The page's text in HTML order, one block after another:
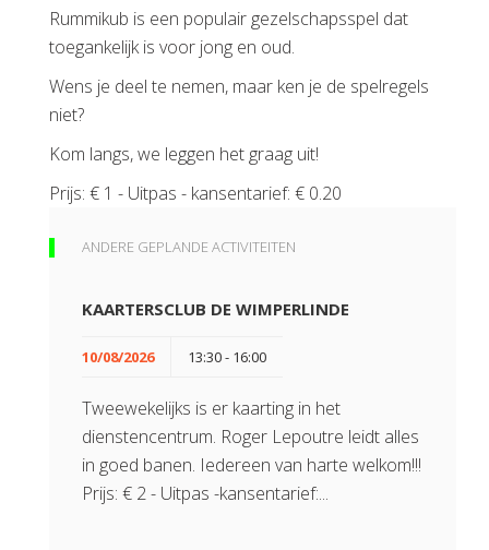
Rummikub is een populair gezelschapsspel dat
toegankelijk is voor jong en oud.
Wens je deel te nemen, maar ken je de spelregels
niet?
Kom langs, we leggen het graag uit!
Prijs: € 1 - Uitpas - kansentarief: € 0.20
ANDERE GEPLANDE ACTIVITEITEN
KAARTERSCLUB DE WIMPERLINDE
10/08/2026 13:30 - 16:00
Tweewekelijks is er kaarting in het
dienstencentrum. Roger Lepoutre leidt alles
in goed banen. Iedereen van harte welkom!!!
Prijs: € 2 - Uitpas -kansentarief:...